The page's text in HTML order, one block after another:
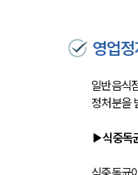
영업
일반음식
정처분을
▶식중독